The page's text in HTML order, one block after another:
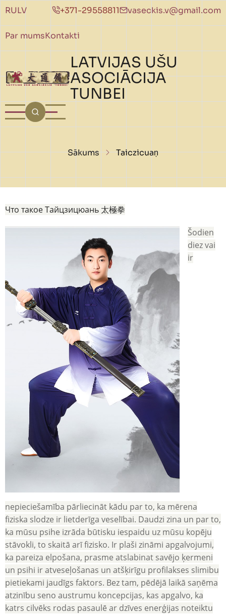
Pārlekt uz galveno saturu
RULV +371-29558811 vaseckis.v@gmail.com
Par mumsKontakti
LATVIJAS UŠU
ASOCIĀCIJA
TUNBEI
Atpakaļceļš
Sākums Taiczicuaņ
Что такое Тайцзицюань 太極拳
Šodien
diez vai
ir
nepieciešamība pārliecināt kādu par to, ka mērena
fiziska slodze ir lietderīga veselībai. Daudzi zina un par to,
ka mūsu psihe izrāda būtisku iespaidu uz mūsu kopēju
stāvokli, to skaitā arī fizisko. Ir plaši zināmi apgalvojumi,
ka pareiza elpošana, prasme atslabinat savējo ķermeni
un psihi ir atveseļošanas un atšķirīgu profilakses slimibu
pietiekami jaudīgs faktors. Bez tam, pēdējā laikā saņēma
atzinību seno austrumu koncepcijas, kas apgalvo, ka
katrs cilvēks rodas pasaulē ar dzīves enerģijas noteiktu